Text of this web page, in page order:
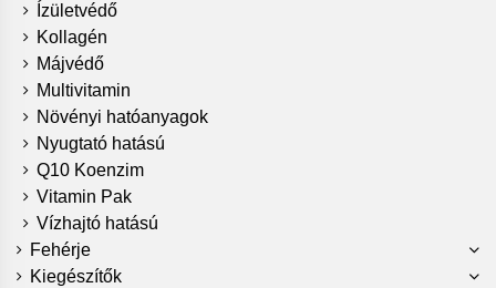
Ízületvédő
Kollagén
Májvédő
Multivitamin
Növényi hatóanyagok
Nyugtató hatású
Q10 Koenzim
Vitamin Pak
Vízhajtó hatású
Fehérje
Kiegészítők